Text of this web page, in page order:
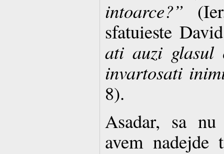
intoarce?”
sfatuieste
ati auzi glasul
invartosati
8).
Asadar, sa
avem nadejde